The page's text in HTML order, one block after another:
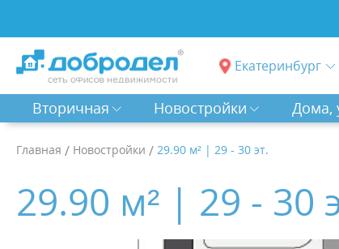
Екатеринбург
Вторичная Новостройки Дома,
Главная / Новостройки / 29.90 м² | 29 - 30 эт.
29.90 м² | 29 - 30